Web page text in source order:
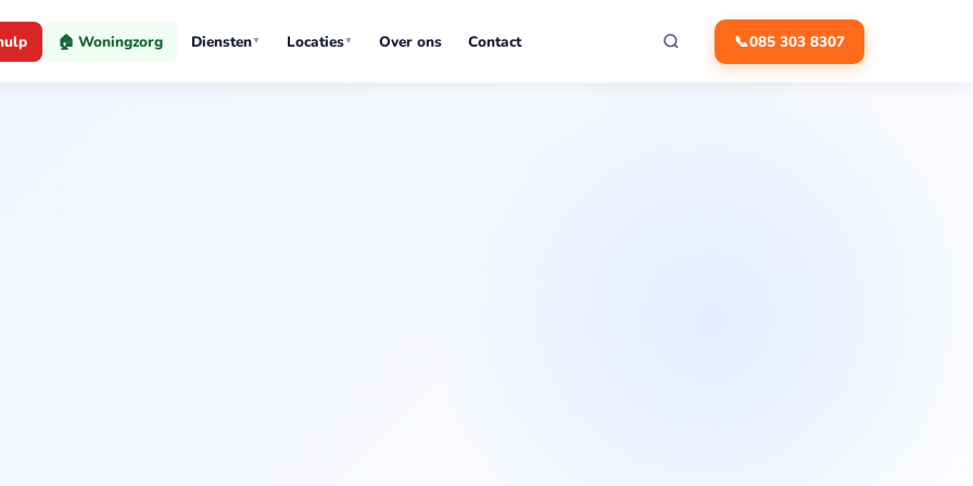
🏠 Woningzorg Diensten▼ Locaties▼ Over ons Contact 📞085 303 8307